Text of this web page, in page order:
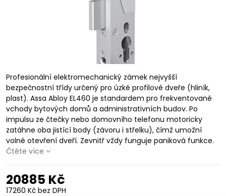
Profesionální elektromechanický zámek nejvyšší
bezpečnostní třídy určený pro úzké profilové dveře (hliník,
plast). Assa Abloy EL460 je standardem pro frekventované
vchody bytových domů a administrativních budov. Po
impulsu ze čtečky nebo domovního telefonu motoricky
zatáhne oba jistící body (závoru i střelku), čímž umožní
volné otevření dveří. Zevnitř vždy funguje paniková funkce.
Čtěte více
20885 Kč
17260 Kč bez DPH